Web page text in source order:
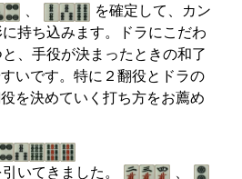
、
を確定して、カン
持ち込みます。ドラにこだわ
と、手役が決まったときの和了
いです。特に２翻役とドラの
を決めていく打ち方をお薦め
引いてきました。
、